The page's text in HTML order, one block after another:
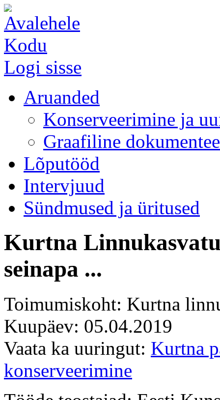
Kodu
Logi sisse
Aruanded
Konserveerimine ja
Graafiline
Lõputööd
Intervjuud
Sündmused ja üritused
Kurtna
seinapa ...
Toimumiskoht: Kurtna
Kuupäev: 05.04.2019
Vaata ka uuringut: Kurtna
konserveerimine